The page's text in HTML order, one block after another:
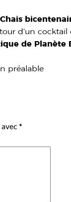
d’un cocktail
de Planète
préalable
avec*